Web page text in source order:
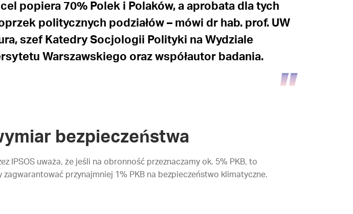
popiera 70% Polek i Polaków, a aprobata dla tych
politycznych podziałów – mówi dr hab. prof. UW
szef Katedry Socjologii Polityki na Wydziale
Warszawskiego oraz współautor badania.
bezpieczeństwa
IPSOS uważa, że jeśli na obronność przeznaczamy ok. 5% PKB, to
zagwarantować przynajmniej 1% PKB na bezpieczeństwo klimatyczne.